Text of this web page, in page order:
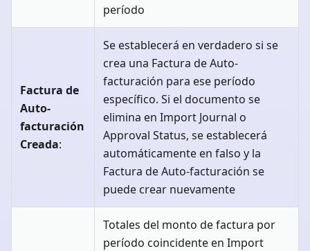
período
Factura de
Auto-
facturación
Creada:
Se establecerá en verdadero si se
crea una Factura de Auto-
facturación para ese período
específico. Si el documento se
elimina en Import Journal o
Approval Status, se establecerá
automáticamente en falso y la
Factura de Auto-facturación se
puede crear nuevamente
Totales del monto de factura por
período coincidente en Import